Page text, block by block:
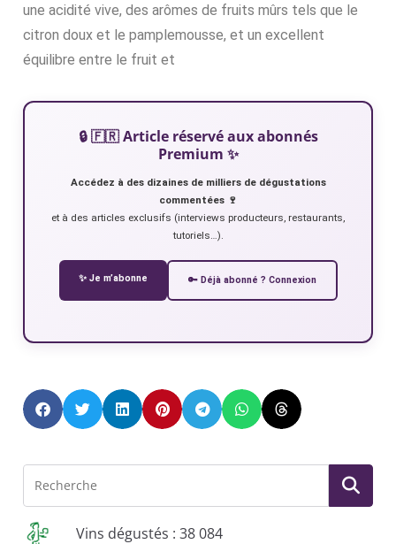
une acidité vive, des arômes de fruits mûrs tels que le
citron doux et le pamplemousse, et un excellent
équilibre entre le fruit et
🔒 🇫🇷 Article réservé aux abonnés
Premium ✨
Accédez à des dizaines de milliers de dégustations
commentées 🍷
et à des articles exclusifs (interviews producteurs, restaurants,
tutoriels…).
✨ Je m’abonne 🔑 Déjà abonné ? Connexion
Vins dégustés : 38 084